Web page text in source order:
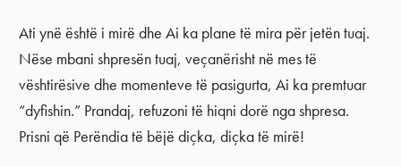
Ati ynë është i mirë dhe Ai ka plane të mira për jetën tuaj.
Nëse mbani shpresën tuaj, veçanërisht në mes të
vështirësive dhe momenteve të pasigurta, Ai ka premtuar
“dyfishin.” Prandaj, refuzoni të hiqni dorë nga shpresa.
Prisni që Perëndia të bëjë diçka, diçka të mirë!